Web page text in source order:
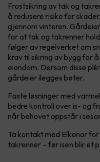
Frostsikring av tak og
å redusere risiko for
gjennom vinteren.
for at tak og takrenner
følger av regelverket om
krav til sikring av bygg for
eiendom. Dersom disse
gårdeier ilegges bøter.
Faste løsninger med
bedre kontroll over is- og
når behovet oppstår i
Ta kontakt med Elkonor
takrenner – før isen blir et